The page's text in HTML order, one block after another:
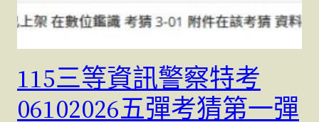
115三等資訊警察特考
06102026五彈考猜第一彈